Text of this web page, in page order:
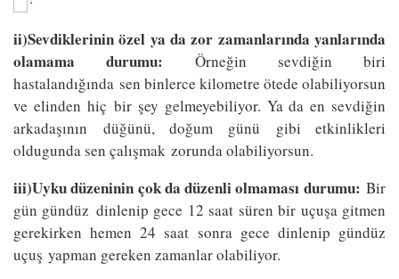
ii)Sevdiklerinin özel ya da zor zamanlarında yanlarında
olamama durumu: Örneğin sevdiğin biri
hastalandığında sen binlerce kilometre ötede olabiliyorsun
ve elinden hiç bir şey gelmeyebiliyor. Ya da en sevdiğin
arkadaşının düğünü, doğum günü gibi etkinlikleri
oldugunda sen çalışmak zorunda olabiliyorsun.
iii)Uyku düzeninin çok da düzenli olmaması durumu: Bir
gün gündüz dinlenip gece 12 saat süren bir uçuşa gitmen
gerekirken hemen 24 saat sonra gece dinlenip gündüz
uçuş yapman gereken zamanlar olabiliyor.